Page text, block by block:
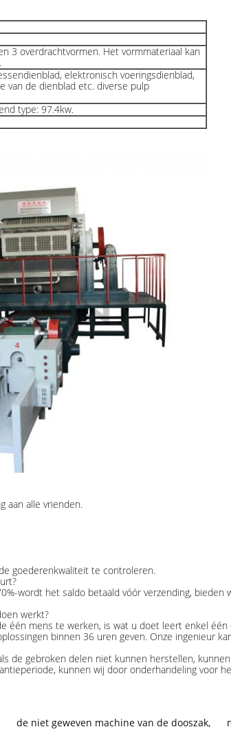
3 overdrachtvormen. Het vormmateriaal kan
elektronisch voeringsdienblad,
van de dienblad etc. diverse pulp
type: 97.4kw.
aan alle vrienden.
goederenkwaliteit te controleren.
wordt het saldo betaald vóór verzending,
werkt?
één mens te werken, is wat u doet leert enkel
binnen 36 uren geven. Onze ingenieur
de gebroken delen niet kunnen herstellen,
kunnen wij door onderhandeling voor
de niet geweven machine van de dooszak,